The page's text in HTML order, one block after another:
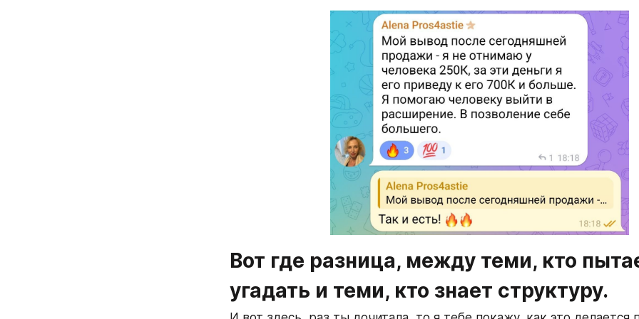
Вот где разница, между теми, кто
угадать и теми, кто знает структуру.